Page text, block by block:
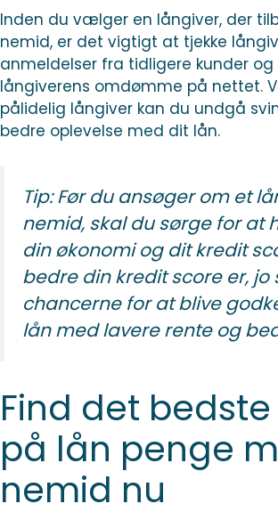
Inden du vælger en långiver, der
nemid, er det vigtigt at tjekke
anmeldelser fra tidligere kunder og
långiverens omdømme på nettet.
pålidelig långiver kan du undgå
bedre oplevelse med dit lån.
Tip:Før du ansøger om et
nemid, skal du sørge for at
din økonomi og dit kredit
bedre din kredit score er, jo
chancerne for at blive
lån med lavere rente og
Find det
på lån penge
nemid nu